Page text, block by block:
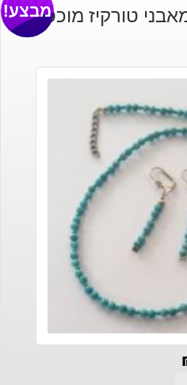
טורקיז מוכסףמבצע!